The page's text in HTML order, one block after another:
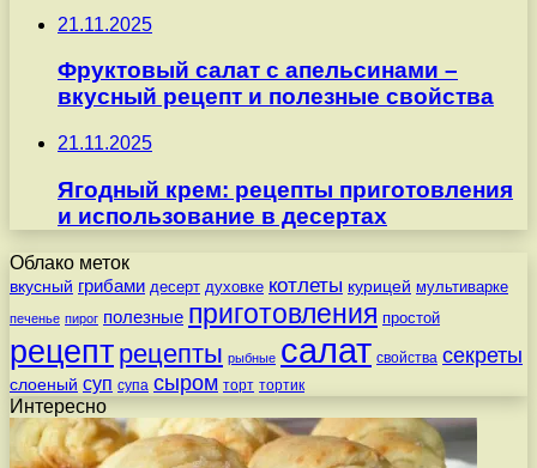
21.11.2025
Фруктовый салат с апельсинами –
вкусный рецепт и полезные свойства
21.11.2025
Ягодный крем: рецепты приготовления
и использование в десертах
Облако меток
вкусный грибами десерт духовке котлеты курицей мультиварке
печенье пирог полезные приготовления простой
рецепт рецепты рыбные салат свойства секреты
слоеный суп супа сыром торт тортик
Интересно